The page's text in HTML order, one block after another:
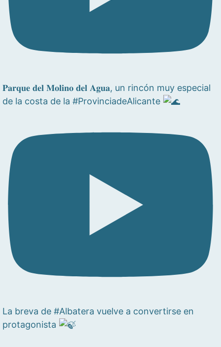
𝐏𝐚𝐫𝐪𝐮𝐞 𝐝𝐞𝐥 𝐌𝐨𝐥𝐢𝐧𝐨 𝐝𝐞𝐥 𝐀𝐠𝐮𝐚, un rincón muy especial
de la costa de la #ProvinciadeAlicante
La breva de #Albatera vuelve a convertirse en
protagonista